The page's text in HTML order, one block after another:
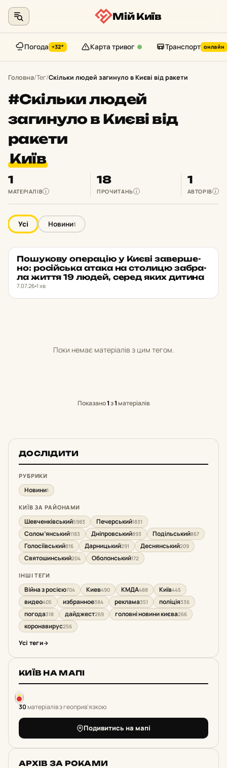
Мій Київ
Погода +32° Карта тривог Транспорт онлайн
Головна/Тег/Скільки людей загинуло в Києві від ракети
#Скільки людей
загинуло в Києві від
ракети
Київ
1
МАТЕРІАЛІВ i
18
ПРОЧИТАНЬ i
1
АВТОРІВ i
Усі Новини1
НОВИНИ ★ ОБРАНЕ
По­шу­ко­ву опе­ра­цію у Києві за­вер­ше­
но: ро­сій­ська атака на сто­ли­цю заб­ра­
ла життя 19 людей, серед яких дитина
7.07.26 1 хв
Поки немає матеріалів з цим тегом.
Показано1з1матеріалів
ДОСЛІДИТИ
РУБРИКИ
Новини1
КИЇВ ЗА РАЙОНАМИ
Шевченківський5983 Печерський1831
Солом’янський1183 Дніпровський893 Подільський867
Голосіївський816 Дарницький291 Деснянський209
Святошинський204 Оболонський172
ІНШІ ТЕГИ
Війна з росією704 Киев490 КМДА488 Київ445
видео405 избранное384 реклама351 поліція336
погода318 дайджест269 головні новини києва266
коронавирус256
Усі теги
КИЇВ НА МАПІ
30матеріалів з геоприв'язкою
Подивитись на мапі
АРХІВ ЗА РОКАМИ